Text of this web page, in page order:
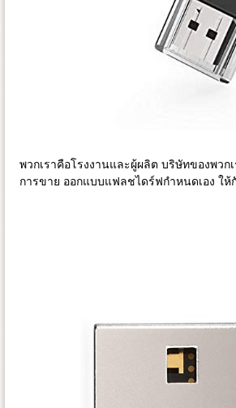
พวกเราคือโรงงานและผู้ผลิต บริษัทของพว
การขาย ออกแบบแฟลชไดร์ฟกำหนดเอง ให้